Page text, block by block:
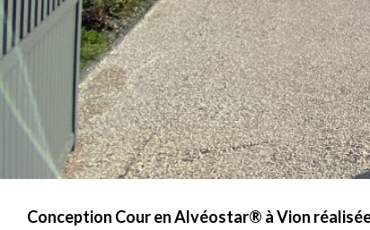
Conception Cour en Alvéostar® à Vion